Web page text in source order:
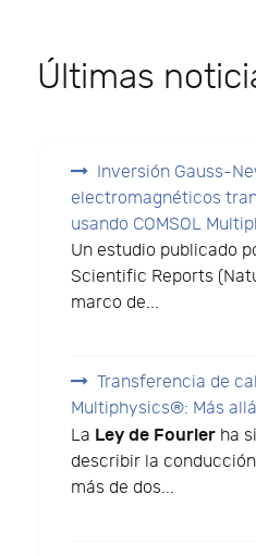
Últimas
Inversión Gauss-
electromagnéticos
usando COMSOL
Un estudio publicado
Scientific Reports
marco de...
Transferencia de
Multiphysics®: Más
La Ley de Fourier ha
describir la
más de dos...